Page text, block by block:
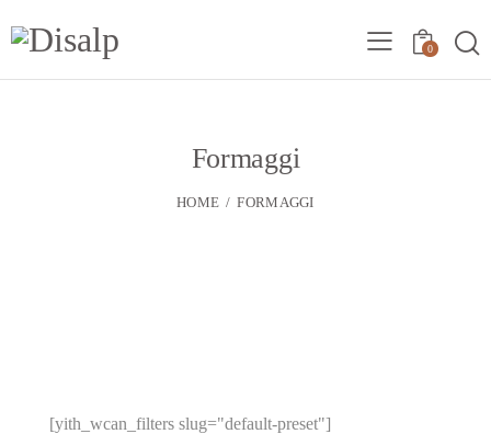
0
Formaggi
HOME FORMAGGI
[yith_wcan_filters slug="default-preset"]